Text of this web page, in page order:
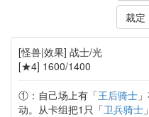
裁定
[怪兽|效果] 战士/光
[★4] 1600/1400
①：自己场上有「王后骑士
动。从卡组把1只「卫兵骑士